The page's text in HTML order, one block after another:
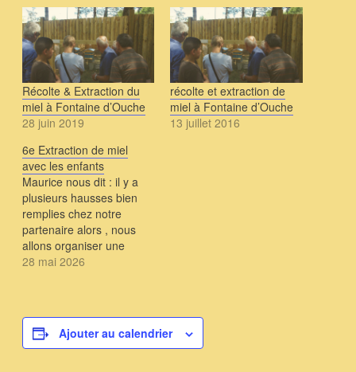
Récolte & Extraction du
miel à Fontaine d’Ouche
28 juin 2019
récolte et extraction de
miel à Fontaine d’Ouche
13 juillet 2016
6e Extraction de miel
avec les enfants
Maurice nous dit : il y a
plusieurs hausses bien
remplies chez notre
partenaire alors , nous
allons organiser une
extraction en public et
centre social Dijon SUD
les infos arrivent .....
28 mai 2026
Ajouter au calendrier